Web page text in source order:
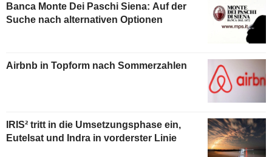
Banca Monte Dei Paschi Siena: Auf der
Suche nach alternativen Optionen
Airbnb in Topform nach Sommerzahlen
IRIS² tritt in die Umsetzungsphase ein,
Eutelsat und Indra in vorderster Linie